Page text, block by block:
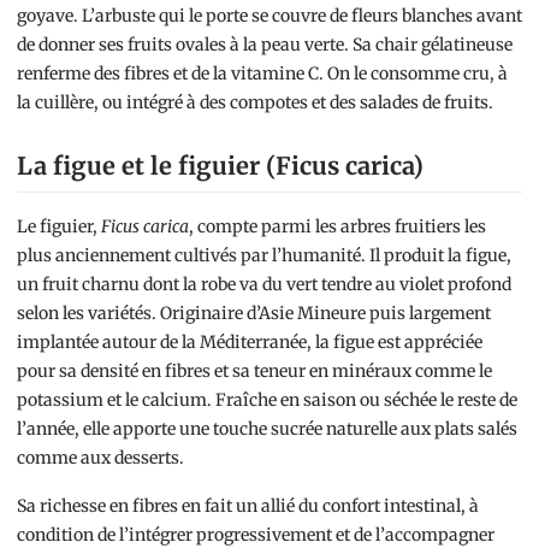
goyave. L’arbuste qui le porte se couvre de fleurs blanches avant
de donner ses fruits ovales à la peau verte. Sa chair gélatineuse
renferme des fibres et de la vitamine C. On le consomme cru, à
la cuillère, ou intégré à des compotes et des salades de fruits.
La figue et le figuier (Ficus carica)
Le figuier, Ficus carica, compte parmi les arbres fruitiers les
plus anciennement cultivés par l’humanité. Il produit la figue,
un fruit charnu dont la robe va du vert tendre au violet profond
selon les variétés. Originaire d’Asie Mineure puis largement
implantée autour de la Méditerranée, la figue est appréciée
pour sa densité en fibres et sa teneur en minéraux comme le
potassium et le calcium. Fraîche en saison ou séchée le reste de
l’année, elle apporte une touche sucrée naturelle aux plats salés
comme aux desserts.
Sa richesse en fibres en fait un allié du confort intestinal, à
condition de l’intégrer progressivement et de l’accompagner